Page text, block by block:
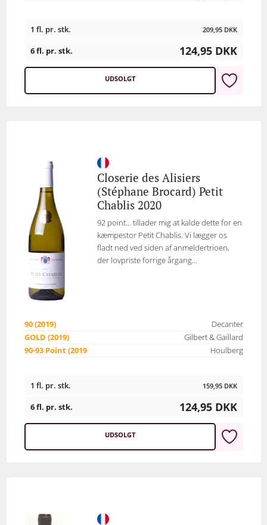
1 fl. pr. stk. 209,95 DKK
6 fl. pr. stk. 124,95 DKK
UDSOLGT
Closerie des Alisiers
(Stéphane Brocard) Petit
Chablis 2020
92 point... tillader mig at kalde dette for en
kæmpestor Petit Chablis. Vi lægger os
fladt ned ved siden af anmeldertrioen,
der lovpriste forrige årgang...
90 (2019)
Decanter
GOLD (2019)
Gilbert & Gaillard
90-93 Point (2019
Houlberg
1 fl. pr. stk. 159,95 DKK
6 fl. pr. stk. 124,95 DKK
UDSOLGT